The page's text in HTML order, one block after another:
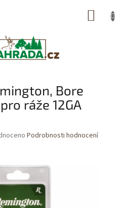
Bore
ráže 12GA
Podrobnosti hodnocení